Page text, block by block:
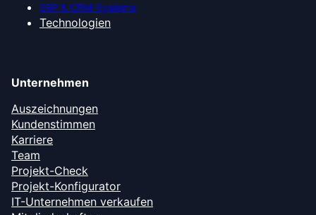
ERP & CRM-Systeme
Technologien
Unternehmen
Auszeichnungen
Kundenstimmen
Karriere
Team
Projekt-Check
Projekt-Konfigurator
IT-Unternehmen verkaufen